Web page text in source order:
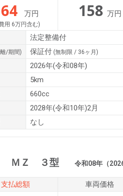
万円
用 6万円含む)
158 万円
法定整備付
/期間) 保証付(無制限 / 36ヶ月)
2026年(令和08年)
5km
660cc
2028年(令和10年)2月
なし
ＭＺ ３型 令和08年（
支払総額 車両価格